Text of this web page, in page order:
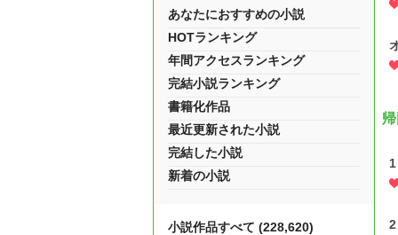
1
2
あなたにおすすめの小説
HOTランキング
年間アクセスランキング
完結小説ランキング
書籍化作品
最近更新された小説
完結した小説
新着の小説
小説作品すべて (228,620)